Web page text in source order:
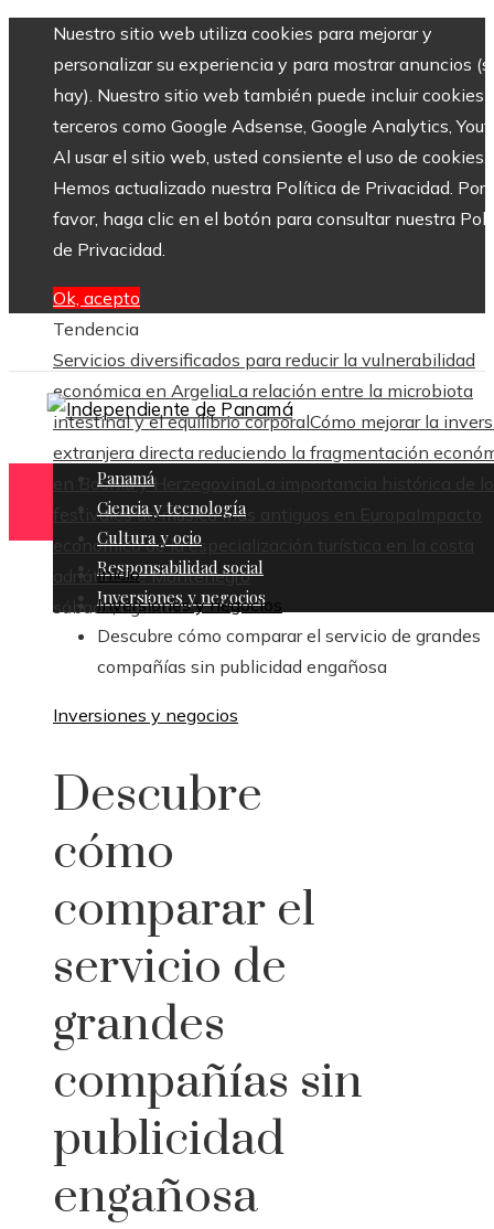
Nuestro sitio web utiliza cookies para mejorar y
personalizar su experiencia y para mostrar anuncios
hay). Nuestro sitio web también puede incluir cookies
terceros como Google Adsense, Google Analytics,
Al usar el sitio web, usted consiente el uso de cookies.
Hemos actualizado nuestra Política de Privacidad. Por
favor, haga clic en el botón para consultar nuestra
de Privacidad.
Ok, acepto
Tendencia
Servicios diversificados para reducir la vulnerabilidad
económica en ArgeliaLa relación entre la microbiota
intestinal y el equilibrio corporalCómo mejorar la
extranjera directa reduciendo la fragmentación
en Bosnia y Herzegovina
La importancia histórica de
festivales de música más antiguos en Europa
Impacto
económico de la especialización turística en la costa
adriática de Montenegro
sábado, agosto 8
Panamá
Ciencia y tecnología
Cultura y ocio
Responsabilidad social
Inversiones y negocios
Inicio
Inversiones y negocios
Descubre cómo comparar el servicio de grandes
compañías sin publicidad engañosa
Inversiones y negocios
Descubre
cómo
comparar el
servicio de
grandes
compañías sin
publicidad
engañosa